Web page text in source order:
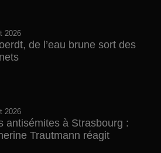
2026
de l’eau brune sort des
2026
antisémites à Strasbourg :
Trautmann réagit